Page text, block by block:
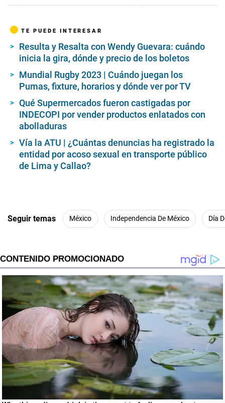
TE PUEDE INTERESAR
Resulta y Resalta con Wendy Guevara: cuándo
inicia la gira, dónde y precio de los boletos
Mundial Rugby 2023 | Cuándo juegan los
Pumas, fixture, horarios y dónde ver por TV
Qué Supermercados fueron castigadas por
INDECOPI por vender productos enlatados con
abolladuras
Vía la ATU | ¿Cuántas denuncias ha registrado la
entidad por acoso sexual en transporte público
de Lima y Callao?
Seguir temas México Independencia De México Día